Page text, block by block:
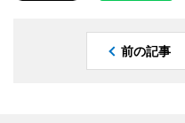
前の記事